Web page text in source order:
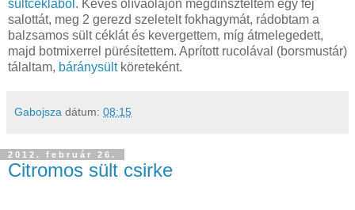
sültcéklából . Kevés olívaolajon megdinszteltem egy fej
salottát, meg 2 gerezd szeletelt fokhagymát, rádobtam a
balzsamos sült céklát és kevergettem, míg átmelegedett,
majd botmixerrel pürésítettem. Aprított rucolával (borsmustár)
tálaltam, báránysültköreteként.
Gabojsza dátum: 08:15
2012. február 26.
Citromos sült csirke